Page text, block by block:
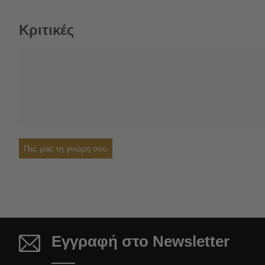
Κριτικές
Πες μας τη γνώμη σου
Εγγραφή στο Newsletter